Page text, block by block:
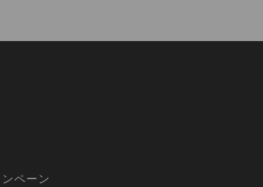
ンペーン